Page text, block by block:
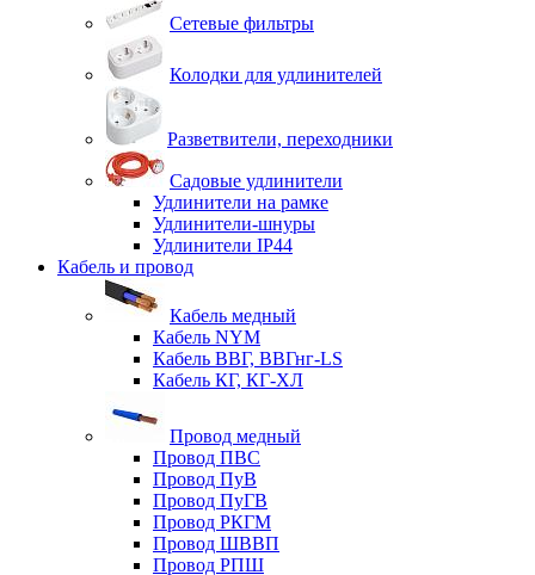
Сетевые фильтры
Колодки для удлинителей
Разветвители, переходники
Садовые удлинители
Удлинители на рамке
Удлинители-шнуры
Удлинители IP44
Кабель и провод
Кабель медный
Кабель NYM
Кабель ВВГ, ВВГнг-LS
Кабель КГ, КГ-ХЛ
Провод медный
Провод ПВС
Провод ПуВ
Провод ПуГВ
Провод РКГМ
Провод ШВВП
Провод РПШ